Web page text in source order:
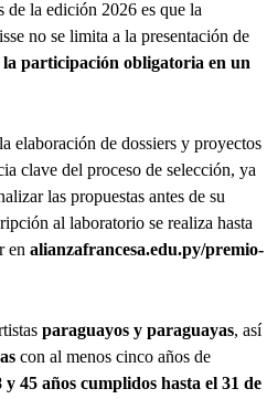
de la edición 2026 es que la
no se limita a la presentación de
la participación obligatoria en un
elaboración de dossiers y proyectos
clave del proceso de selección, ya
las propuestas antes de su
al laboratorio se realiza hasta
en alianzafrancesa.edu.py/premio-
paraguayos y paraguayas, así
con al menos cinco años de
y 45 años cumplidos hasta el 31 de